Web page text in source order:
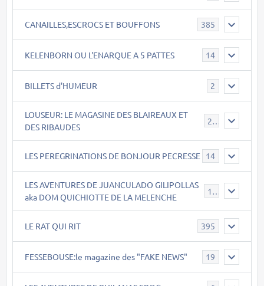
CANAILLES,ESCROCS ET BOUFFONS 385
KELENBORN OU L'ENARQUE A 5 PATTES 14
BILLETS d'HUMEUR 2
LOUSEUR: LE MAGASINE DES BLAIREAUX ET
DES RIBAUDES
21
LES PEREGRINATIONS DE BONJOUR PECRESSE 14
LES AVENTURES DE JUANCULADO GILIPOLLAS
aka DOM QUICHIOTTE DE LA MELENCHE
119
LE RAT QUI RIT 395
FESSEBOUSE:le magazine des "FAKE NEWS" 19